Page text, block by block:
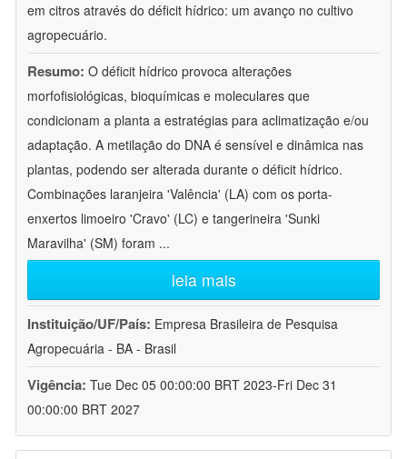
em citros através do déficit hídrico: um avanço no cultivo
agropecuário.
Resumo: O déficit hídrico provoca alterações
morfofisiológicas, bioquímicas e moleculares que
condicionam a planta a estratégias para aclimatização e/ou
adaptação. A metilação do DNA é sensível e dinâmica nas
plantas, podendo ser alterada durante o déficit hídrico.
Combinações laranjeira 'Valência' (LA) com os porta-
enxertos limoeiro 'Cravo' (LC) e tangerineira 'Sunki
Maravilha' (SM) foram ...
leia mais
Instituição/UF/País: Empresa Brasileira de Pesquisa
Agropecuária - BA - Brasil
Vigência: Tue Dec 05 00:00:00 BRT 2023-Fri Dec 31
00:00:00 BRT 2027